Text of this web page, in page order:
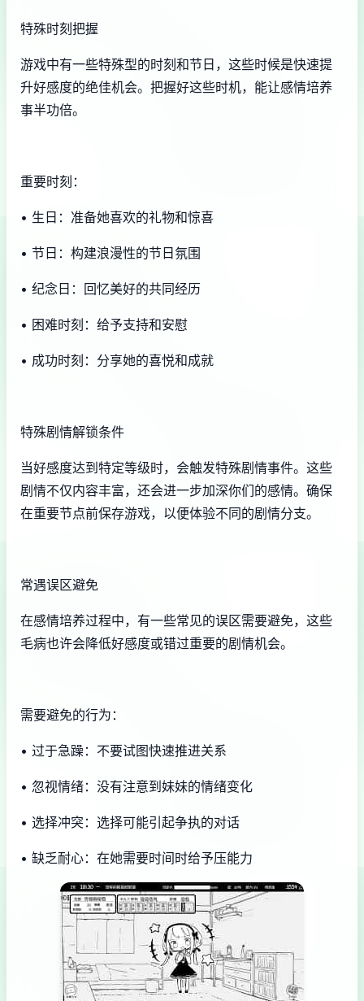
特殊时刻把握
游戏中有一些特殊型的时刻和节日，这些时候是快速提
升好感度的绝佳机会。把握好这些时机，能让感情培养
事半功倍。
重要时刻：
• 生日：准备她喜欢的礼物和惊喜
• 节日：构建浪漫性的节日氛围
• 纪念日：回忆美好的共同经历
• 困难时刻：给予支持和安慰
• 成功时刻：分享她的喜悦和成就
特殊剧情解锁条件
当好感度达到特定等级时，会触发特殊剧情事件。这些
剧情不仅内容丰富，还会进一步加深你们的感情。确保
在重要节点前保存游戏，以便体验不同的剧情分支。
常遇误区避免
在感情培养过程中，有一些常见的误区需要避免，这些
毛病也许会降低好感度或错过重要的剧情机会。
需要避免的行为：
• 过于急躁：不要试图快速推进关系
• 忽视情绪：没有注意到妹妹的情绪变化
• 选择冲突：选择可能引起争执的对话
• 缺乏耐心：在她需要时间时给予压能力